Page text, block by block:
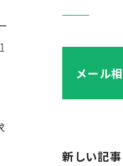
メール
新しい記事